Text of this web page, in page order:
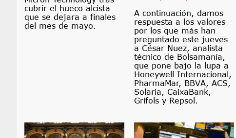
cubrir el hueco alcista
que se dejara a finales
del mes de mayo.
A continuación, damos
respuesta a los valores
por los que más han
preguntado este jueves
a César Nuez, analista
técnico de Bolsamanía,
que pone bajo la lupa a
Honeywell Internacional,
PharmaMar, BBVA, ACS,
Solaria, CaixaBank,
Grifols y Repsol.